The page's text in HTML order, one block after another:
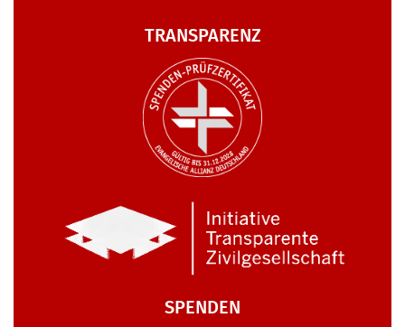
TRANSPARENZ
SPENDEN